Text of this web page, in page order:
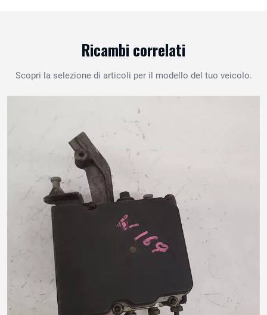
Ricambi correlati
Scopri la selezione di articoli per il modello del tuo veicolo.